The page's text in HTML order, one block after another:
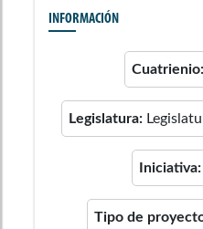
INFORMACIÓN
Cuatrienio:
Legislatura:
Iniciativa:
Tipo de